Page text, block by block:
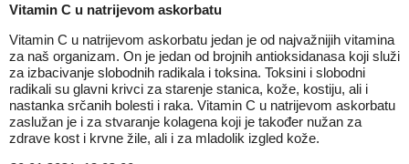
Vitamin C u natrijevom askorbatu
Vitamin C u natrijevom askorbatu jedan je od najvažnijih vitamina
za naš organizam. On je jedan od brojnih antioksidanasa koji služi
za izbacivanje slobodnih radikala i toksina. Toksini i slobodni
radikali su glavni krivci za starenje stanica, kože, kostiju, ali i
nastanka srčanih bolesti i raka. Vitamin C u natrijevom askorbatu
zaslužan je i za stvaranje kolagena koji je također nužan za
zdrave kost i krvne žile, ali i za mladolik izgled kože.